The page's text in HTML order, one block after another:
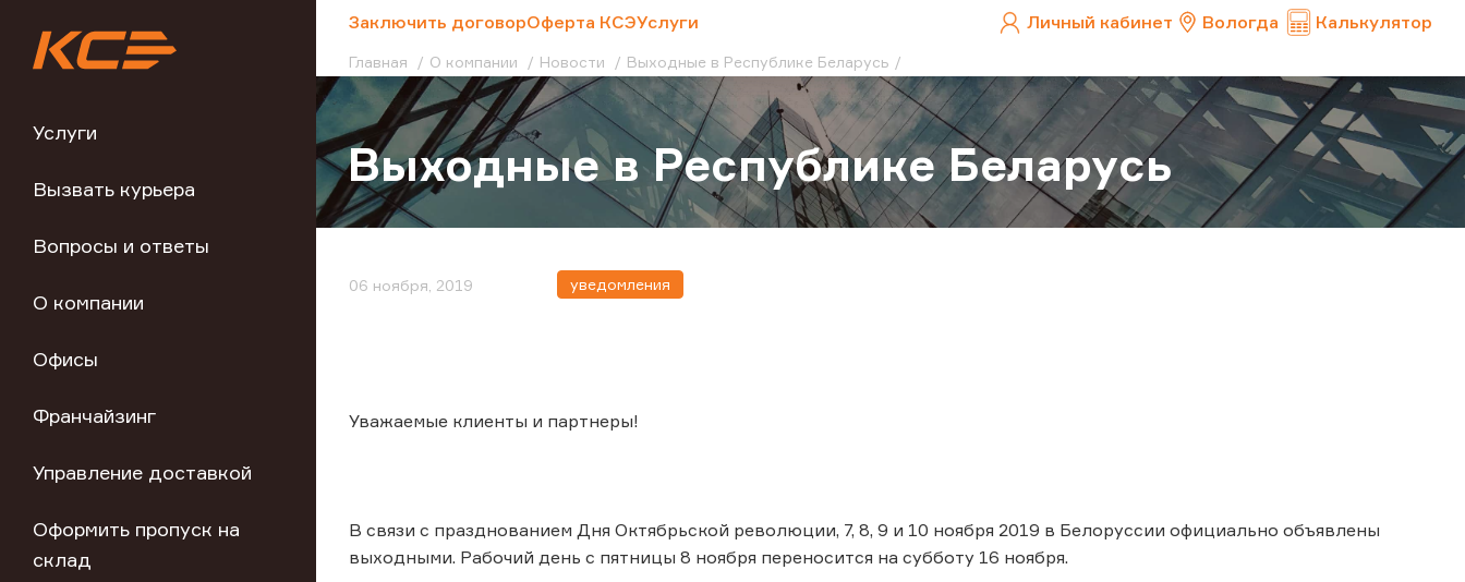
Услуги
Вызвать курьера
Вопросы и ответы
О компании
Офисы
Франчайзинг
Управление доставкой
Оформить пропуск на
склад
Заключить договорОферта КСЭУслуги Личный кабинет Вологда Калькулятор
Главная О компании Новости Выходные в Республике Беларусь
Выходные в Республике Беларусь
06 ноября, 2019 уведомления
Уважаемые клиенты и партнеры!
В связи с празднованием Дня Октябрьской революции, 7, 8, 9 и 10 ноября 2019 в Белоруссии официально объявлены
выходными. Рабочий день с пятницы 8 ноября переносится на субботу 16 ноября.